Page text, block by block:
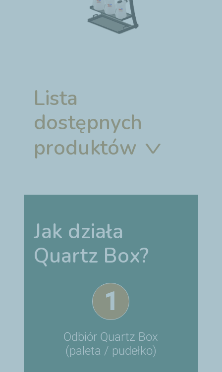
Lista
dostępnych
produktów V
Jak działa
Quartz Box?
1
Odbiór Quartz Box
(paleta / pudełko)